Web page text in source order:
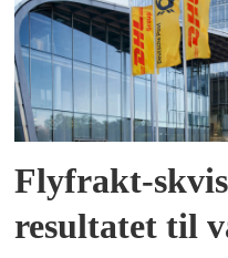
Flyfrakt-
resultatet til